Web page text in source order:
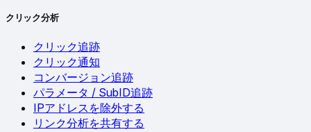
クリック分析
クリック追跡
クリック通知
コンバージョン追跡
パラメータ / SubID追跡
IPアドレスを除外する
リンク分析を共有する